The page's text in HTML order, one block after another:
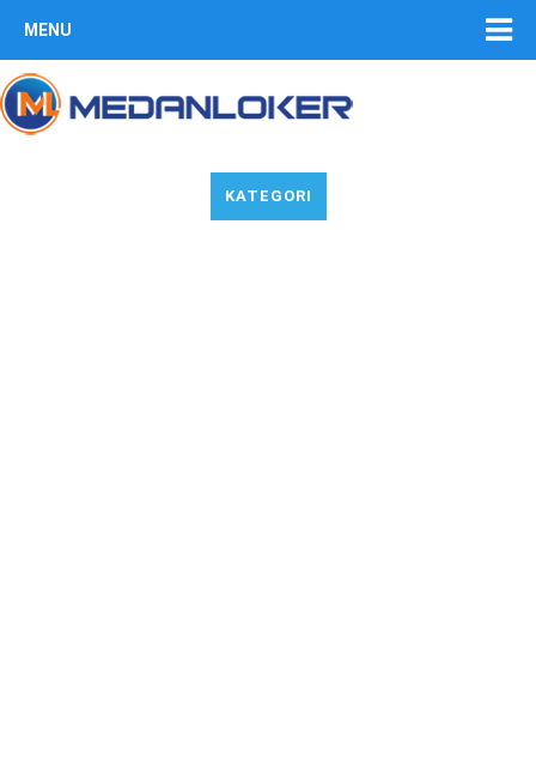
MENU
KATEGORI